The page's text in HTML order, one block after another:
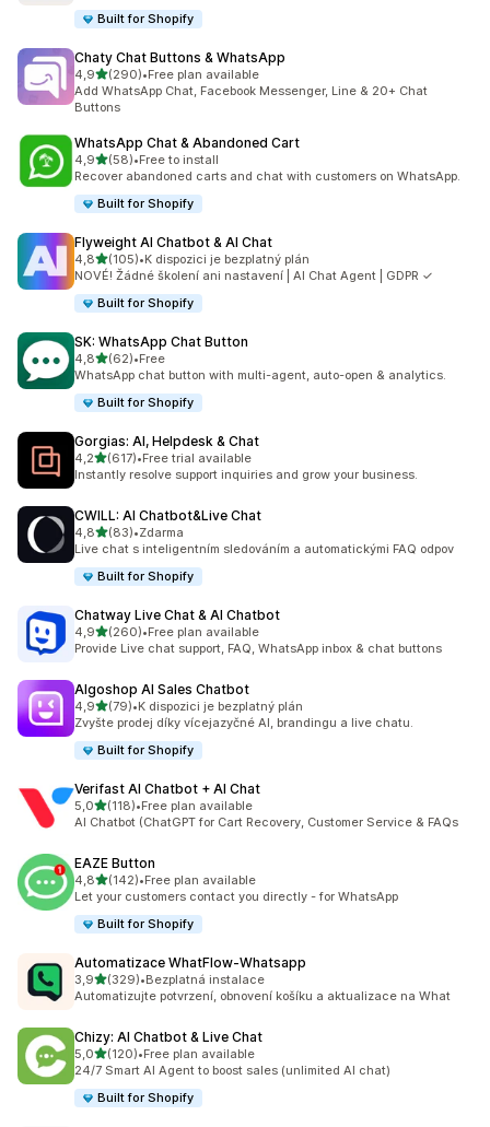
Built for Shopify
Chaty Chat Buttons & WhatsApp
4,9z 5 hvězd
(290)
Celkový počet recenzí: 290
•Free plan available
Add WhatsApp Chat, Facebook Messenger, Line & 20+ Chat
Buttons
WhatsApp Chat & Abandoned Cart
4,9z 5 hvězd
(58)
Celkový počet recenzí: 58
•Free to install
Recover abandoned carts and chat with customers on WhatsApp.
Built for Shopify
Flyweight AI Chatbot & AI Chat
4,8z 5 hvězd
(105)
Celkový počet recenzí: 105
•K dispozici je bezplatný plán
NOVÉ! Žádné školení ani nastavení | AI Chat Agent | GDPR ✓
Built for Shopify
SK: WhatsApp Chat Button
4,8z 5 hvězd
(62)
Celkový počet recenzí: 62
•Free
WhatsApp chat button with multi-agent, auto-open & analytics.
Built for Shopify
Gorgias: AI, Helpdesk & Chat
4,2z 5 hvězd
(617)
Celkový počet recenzí: 617
•Free trial available
Instantly resolve support inquiries and grow your business.
CWILL: AI Chatbot&Live Chat
4,8z 5 hvězd
(83)
Celkový počet recenzí: 83
•Zdarma
Live chat s inteligentním sledováním a automatickými FAQ odpov
Built for Shopify
Chatway Live Chat & AI Chatbot
4,9z 5 hvězd
(260)
Celkový počet recenzí: 260
•Free plan available
Provide Live chat support, FAQ, WhatsApp inbox & chat buttons
Algoshop AI Sales Chatbot
4,9z 5 hvězd
(79)
Celkový počet recenzí: 79
•K dispozici je bezplatný plán
Zvyšte prodej díky vícejazyčné AI, brandingu a live chatu.
Built for Shopify
Verifast AI Chatbot + AI Chat
5,0z 5 hvězd
(118)
Celkový počet recenzí: 118
•Free plan available
AI Chatbot (ChatGPT for Cart Recovery, Customer Service & FAQs
EAZE Button
4,8z 5 hvězd
(142)
Celkový počet recenzí: 142
•Free plan available
Let your customers contact you directly - for WhatsApp
Built for Shopify
Automatizace WhatFlow‑Whatsapp
3,9z 5 hvězd
(329)
Celkový počet recenzí: 329
•Bezplatná instalace
Automatizujte potvrzení, obnovení košíku a aktualizace na What
Chizy: AI Chatbot & Live Chat
5,0z 5 hvězd
(120)
Celkový počet recenzí: 120
•Free plan available
24/7 Smart AI Agent to boost sales (unlimited AI chat)
Built for Shopify